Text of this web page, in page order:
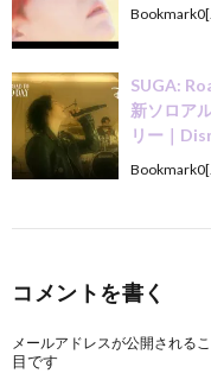
SUGA:
新ソロア
リー｜
コメントを書く
メールアドレスが公開される
目です